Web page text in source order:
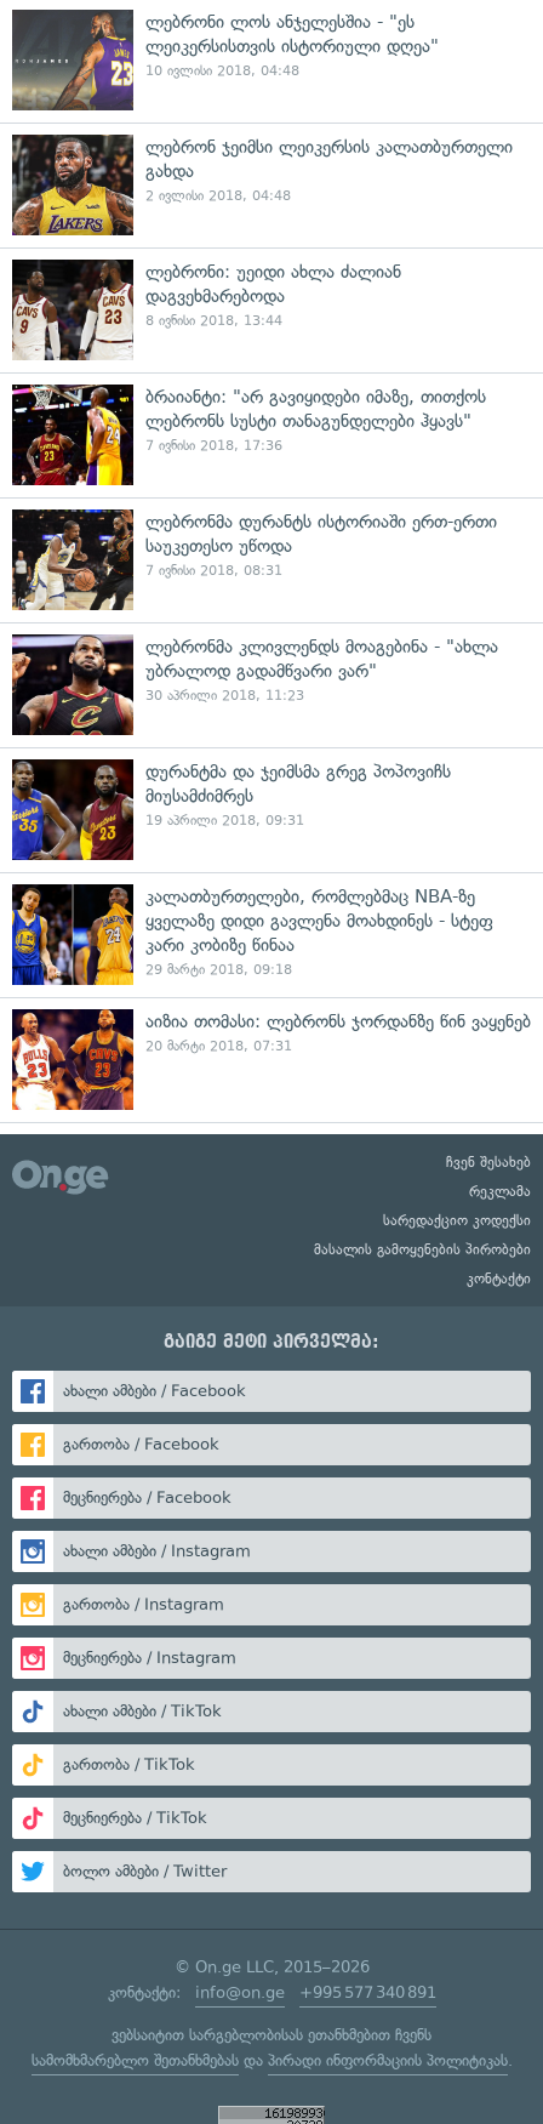
ლებრონი ლოს ანჯელესშია - "ეს
ლეიკერსისთვის ისტორიული დღეა"
10 ივლისი 2018, 04:48
ლებრონ ჯეიმსი ლეიკერსის კალათბურთელი
გახდა
2 ივლისი 2018, 04:48
ლებრონი: უეიდი ახლა ძალიან
დაგვეხმარებოდა
8 ივნისი 2018, 13:44
ბრაიანტი: "არ გავიყიდები იმაზე, თითქოს
ლებრონს სუსტი თანაგუნდელები ჰყავს"
7 ივნისი 2018, 17:36
ლებრონმა დურანტს ისტორიაში ერთ-ერთი
საუკეთესო უწოდა
7 ივნისი 2018, 08:31
ლებრონმა კლივლენდს მოაგებინა - "ახლა
უბრალოდ გადამწვარი ვარ"
30 აპრილი 2018, 11:23
დურანტმა და ჯეიმსმა გრეგ პოპოვიჩს
მიუსამძიმრეს
19 აპრილი 2018, 09:31
კალათბურთელები, რომლებმაც NBA-ზე
ყველაზე დიდი გავლენა მოახდინეს - სტეფ
კარი კობიზე წინაა
29 მარტი 2018, 09:18
აიზია თომასი: ლებრონს ჯორდანზე წინ ვაყენებ
20 მარტი 2018, 07:31
ჩვენ შესახებ
რეკლამა
სარედაქციო კოდექსი
მასალის გამოყენების პირობები
კონტაქტი
გაიგე მეტი პირველმა:
ახალი ამბები / Facebook
გართობა / Facebook
მეცნიერება / Facebook
ახალი ამბები / Instagram
გართობა / Instagram
მეცნიერება / Instagram
ახალი ამბები / TikTok
გართობა / TikTok
მეცნიერება / TikTok
ბოლო ამბები / Twitter
© On.ge LLC, 2015–2026
კონტაქტი: info@on.ge +995 577 340 891
ვებსაიტით სარგებლობისას ეთანხმებით ჩვენს
სამომხმარებლო შეთანხმებასდა პირადი ინფორმაციის პოლიტიკას.